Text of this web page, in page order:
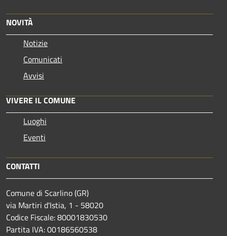
NOVITÀ
Notizie
Comunicati
Avvisi
VIVERE IL COMUNE
Luoghi
Eventi
CONTATTI
Comune di Scarlino (GR)
via Martiri d'Istia, 1 - 58020
Codice Fiscale: 80001830530
Partita IVA: 00186560538